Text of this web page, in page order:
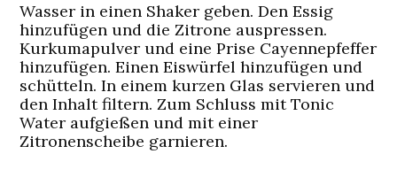
Wasser in einen Shaker geben. Den Essig
hinzufügen und die Zitrone auspressen.
Kurkumapulver und eine Prise Cayennepfeffer
hinzufügen. Einen Eiswürfel hinzufügen und
schütteln. In einem kurzen Glas servieren und
den Inhalt filtern. Zum Schluss mit Tonic
Water aufgießen und mit einer
Zitronenscheibe garnieren.